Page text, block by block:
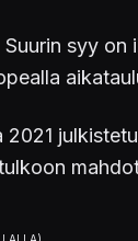
syy on
2021